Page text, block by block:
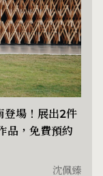
登場！展出2件
品，免費預約
沈佩臻